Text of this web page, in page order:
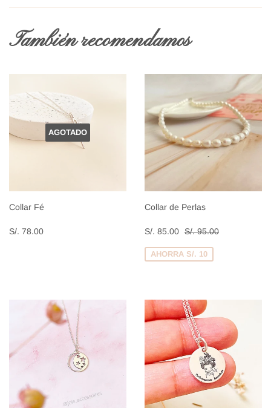
También recomendamos
AGOTADO
Collar Fé
Precio
habitual
S/. 78.00
Collar de Perlas
Precio
de
venta
S/. 85.00 S/.
85.00
Precio habitual
S/. 95.00
AHORRA S/. 10